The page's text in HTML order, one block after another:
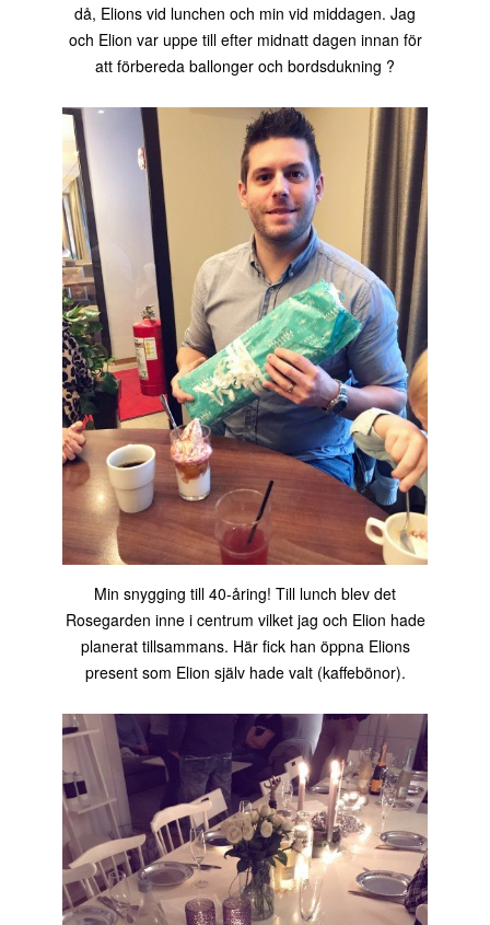
då, Elions vid lunchen och min vid middagen. Jag
och Elion var uppe till efter midnatt dagen innan för
att förbereda ballonger och bordsdukning ?
Min snygging till 40-åring! Till lunch blev det
Rosegarden inne i centrum vilket jag och Elion hade
planerat tillsammans. Här fick han öppna Elions
present som Elion själv hade valt (kaffebönor).